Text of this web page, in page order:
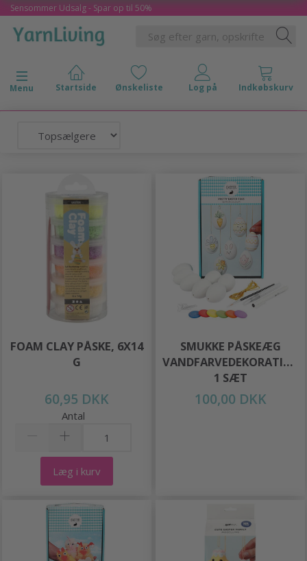
Sensommer Udsalg - Spar op til 50%
Skifte navigation
Menu
FOAM CLAY PÅSKE, 6X14
G
60,95 DKK
Antal
Læg i kurv
SMUKKE PÅSKEÆG
VANDFARVEDEKORATION,
1 SÆT
100,00 DKK